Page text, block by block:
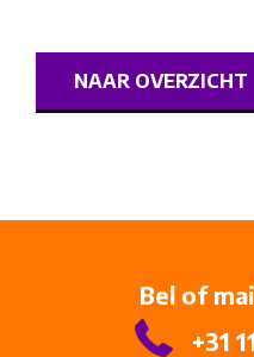
NAAR OVERZICHT
Bel of
+31